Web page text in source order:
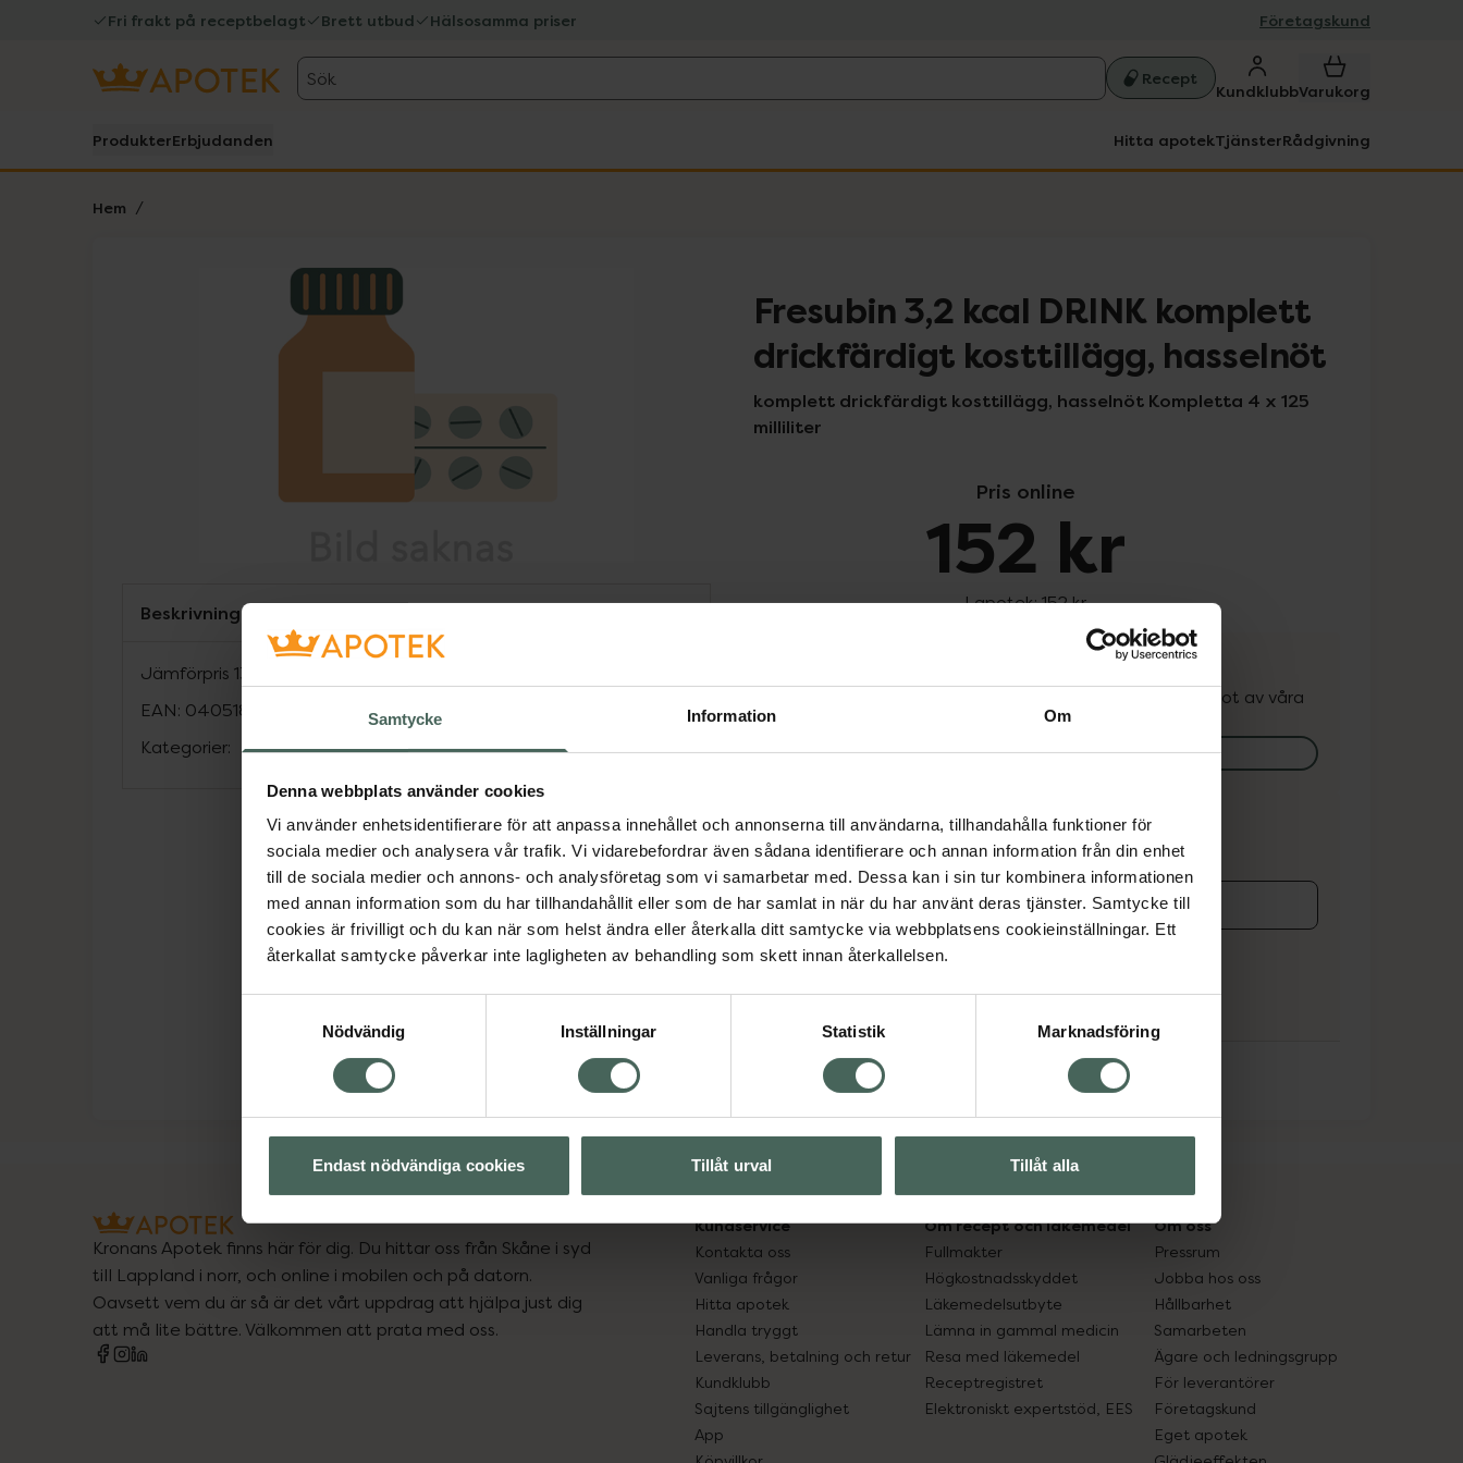
Samtycke Information Om
Denna webbplats använder cookies
Vi använder enhetsidentifierare för att anpassa innehållet och annonserna till användarna, tillhandahålla funktioner för
sociala medier och analysera vår trafik. Vi vidarebefordrar även sådana identifierare och annan information från din enhet
till de sociala medier och annons- och analysföretag som vi samarbetar med. Dessa kan i sin tur kombinera informationen
med annan information som du har tillhandahållit eller som de har samlat in när du har använt deras tjänster. Samtycke till
cookies är frivilligt och du kan när som helst ändra eller återkalla ditt samtycke via webbplatsens cookieinställningar. Ett
återkallat samtycke påverkar inte lagligheten av behandling som skett innan återkallelsen.
Nödvändig
Inställningar Statistik Marknadsföring
Endast nödvändiga cookies Tillåt urval Tillåt alla
Fri frakt på receptbelagt Brett utbud Hälsosamma priser Företagskund
Sök Recept
KundklubbVarukorg
ProdukterErbjudanden Hitta apotekTjänsterRådgivning
Hem
Lista: . Innehåller 1 objekt.
Fresubin 3,2 kcal DRINK komplett
drickfärdigt kosttillägg, hasselnöt
komplett drickfärdigt kosttillägg, hasselnöt Kompletta 4 x 125
milliliter
Pris online
152 kr
I apotek:152 kr
Tillfälligt slut online. Varan kan finnas i lager hos något av våra
Se lagerstatus på apotek
Få mejl när varan finns i lager online
Din e-postadress
Jag accepterar
villkoren
Aktuella erbjudanden
Beskrivning
Jämförpris 1352,96 kr
EAN: 04051895009988
Kategorier:
Kronans Apotek finns här för dig. Du hittar oss från Skåne i syd
till Lappland i norr, och online i mobilen och på datorn.
Oavsett vem du är så är det vårt uppdrag att hjälpa just dig
att må lite bättre. Välkommen att prata med oss.
Kundservice
Kontakta oss
Vanliga frågor
Hitta apotek
Handla tryggt
Leverans, betalning och retur
Kundklubb
Sajtens tillgänglighet
App
Om recept och läkemedel
Fullmakter
Högkostnadsskyddet
Läkemedelsutbyte
Lämna in gammal medicin
Resa med läkemedel
Receptregistret
Elektroniskt expertstöd, EES
Om oss
Pressrum
Jobba hos oss
Hållbarhet
Samarbeten
Ägare och ledningsgrupp
För leverantörer
Företagskund
Eget apotek